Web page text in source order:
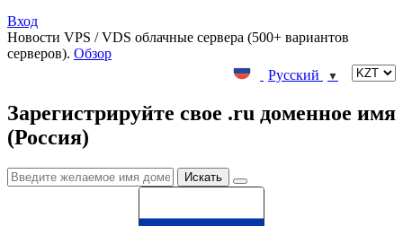
Вход
Новости VPS / VDS облачные сервера (500+ вариантов
серверов). Обзор
Русский
▼
Зарегистрируйте свое .ru доменное имя
(Россия)